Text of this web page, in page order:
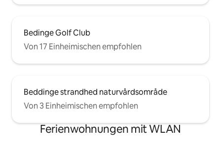
Bedinge Golf Club
Von 17 Einheimischen empfohlen
Beddinge strandhed naturvårdsområde
Von 3 Einheimischen empfohlen
Ferienwohnungen mit WLAN